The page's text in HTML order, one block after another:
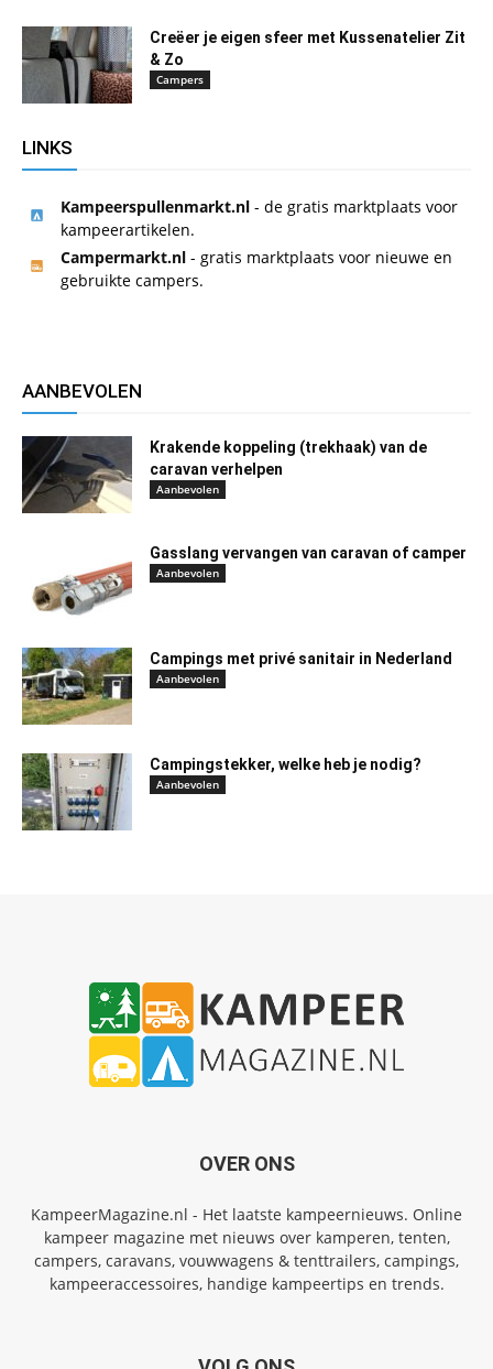
Creëer je eigen sfeer met Kussenatelier Zit
& Zo
Campers
LINKS
Kampeerspullenmarkt.nl - de gratis marktplaats voor
kampeerartikelen.
Campermarkt.nl - gratis marktplaats voor nieuwe en
gebruikte campers.
AANBEVOLEN
Krakende koppeling (trekhaak) van de
caravan verhelpen
Aanbevolen
Gasslang vervangen van caravan of camper
Aanbevolen
Campings met privé sanitair in Nederland
Aanbevolen
Campingstekker, welke heb je nodig?
Aanbevolen
OVER ONS
KampeerMagazine.nl - Het laatste kampeernieuws. Online
kampeer magazine met nieuws over kamperen, tenten,
campers, caravans, vouwwagens & tenttrailers, campings,
kampeeraccessoires, handige kampeertips en trends.